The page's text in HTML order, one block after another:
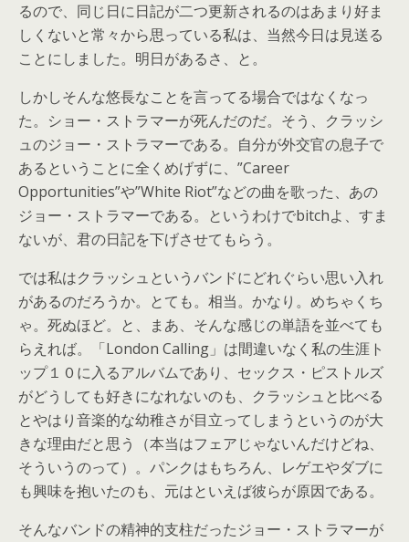
るので、同じ日に日記が二つ更新されるのはあまり好ま
しくないと常々から思っている私は、当然今日は見送る
ことにしました。明日があるさ、と。
しかしそんな悠長なことを言ってる場合ではなくなっ
た。ショー・ストラマーが死んだのだ。そう、クラッシ
ュのジョー・ストラマーである。自分が外交官の息子で
あるということに全くめげずに、”Career
Opportunities”や”White Riot”などの曲を歌った、あの
ジョー・ストラマーである。というわけでbitchよ、すま
ないが、君の日記を下げさせてもらう。
では私はクラッシュというバンドにどれぐらい思い入れ
があるのだろうか。とても。相当。かなり。めちゃくち
ゃ。死ぬほど。と、まあ、そんな感じの単語を並べても
らえれば。「London Calling」は間違いなく私の生涯ト
ップ１０に入るアルバムであり、セックス・ピストルズ
がどうしても好きになれないのも、クラッシュと比べる
とやはり音楽的な幼稚さが目立ってしまうというのが大
きな理由だと思う（本当はフェアじゃないんだけどね、
そういうのって）。パンクはもちろん、レゲエやダブに
も興味を抱いたのも、元はといえば彼らが原因である。
そんなバンドの精神的支柱だったジョー・ストラマーが